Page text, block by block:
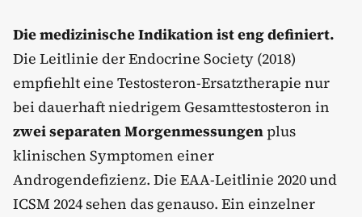
Die medizinische Indikation ist eng definiert.
Die Leitlinie der Endocrine Society (2018)
empfiehlt eine Testosteron-Ersatztherapie nur
bei dauerhaft niedrigem Gesamttestosteron in
zwei separaten Morgenmessungenplus
klinischen Symptomen einer
Androgendefizienz. Die EAA-Leitlinie 2020 und
ICSM 2024 sehen das genauso. Ein einzelner